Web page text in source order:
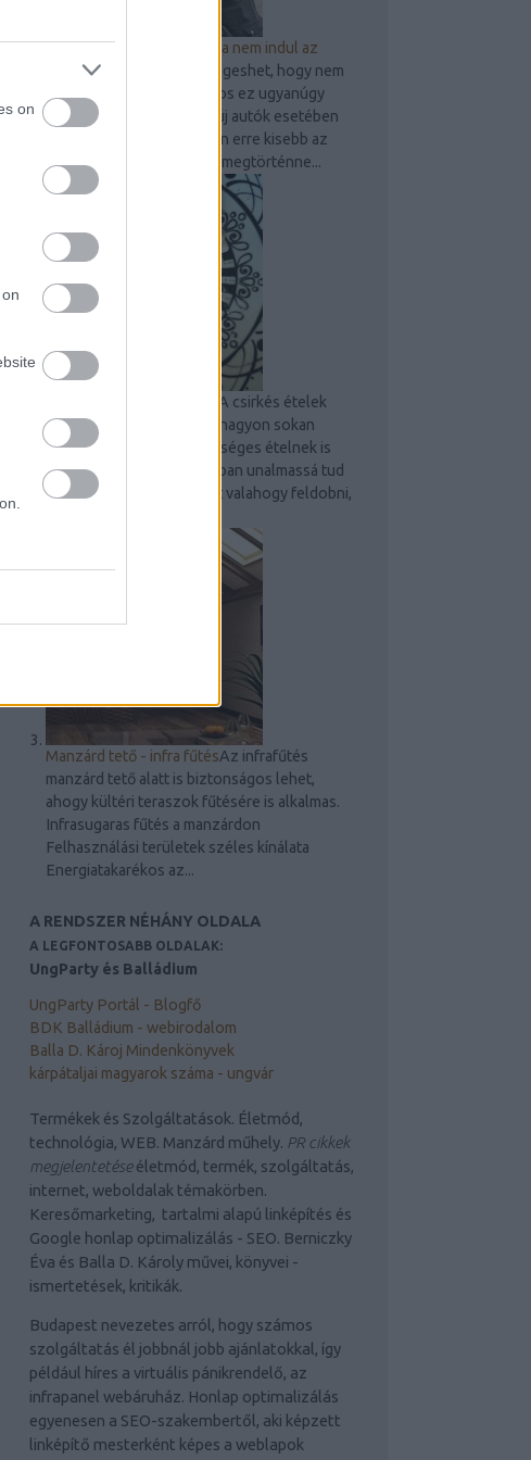
on
9 dolog, amit ellenőrizz, ha nem indul az
Bárkivel, bármikor megeshet, hogy nem
indul be gépjárműve. Sajnos ez ugyanúgy
előfordulhat használt és új autók esetében
is, persze az újak esetében erre kisebb az
esély. Amennyiben mégis megtörténne...
A csirkés ételek
mindig megunhatatlanok, nagyon sokan
szeretik és egyben egészséges ételnek is
számít. Egy idő után azonban unalmassá tud
válni, ezért érdemes lehet valahogy feldobni,
Manzárd tető - infra fűtésAz infrafűtés
manzárd tető alatt is biztonságos lehet,
ahogy kültéri teraszok fűtésére is alkalmas.
Infrasugaras fűtés a manzárdon
Felhasználási területek széles kínálata
Energiatakarékos az...
A RENDSZER NÉHÁNY OLDALA
A LEGFONTOSABB OLDALAK:
UngParty és Balládium
UngParty Portál - Blogfő
BDK Balládium - webirodalom
Balla D. Károj Mindenkönyvek
kárpátaljai magyarok száma - ungvár
Termékek és Szolgáltatások. Életmód,
technológia, WEB. Manzárd műhely. PR cikkek
megjelentetéseéletmód, termék, szolgáltatás,
internet, weboldalak témakörben.
Keresőmarketing, tartalmi alapú linképítés és
Google honlap optimalizálás - SEO. Berniczky
Éva és Balla D. Károly művei, könyvei -
ismertetések, kritikák.
Budapest nevezetes arról, hogy számos
szolgáltatás él jobbnál jobb ajánlatokkal, így
például híres a virtuális pánikrendelő, az
infrapanel webáruház. Honlap optimalizálás
egyenesen a SEO-szakembertől, aki képzett
linképítő mesterként képes a weblapok